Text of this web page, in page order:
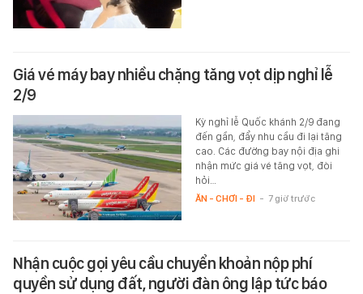
Giá vé máy bay nhiều chặng tăng vọt dịp nghỉ lễ
2/9
Kỳ nghỉ lễ Quốc khánh 2/9 đang
đến gần, đẩy nhu cầu đi lại tăng
cao. Các đường bay nội địa ghi
nhận mức giá vé tăng vọt, đòi
hỏi…
ĂN - CHƠI - ĐI - 7 giờ trước
Nhận cuộc gọi yêu cầu chuyển khoản nộp phí
quyền sử dụng đất, người đàn ông lập tức báo